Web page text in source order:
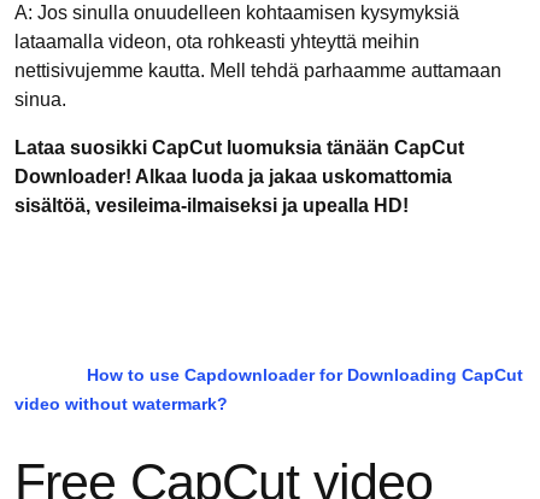
A: Jos sinulla onuudelleen kohtaamisen kysymyksiä
lataamalla videon, ota rohkeasti yhteyttä meihin
nettisivujemme kautta. Mell tehdä parhaamme auttamaan
sinua.
Lataa suosikki CapCut luomuksia tänään CapCut
Downloader! Alkaa luoda ja jakaa uskomattomia
sisältöä, vesileima-ilmaiseksi ja upealla HD!
How to use Capdownloader for Downloading CapCut
video without watermark?
Free CapCut video